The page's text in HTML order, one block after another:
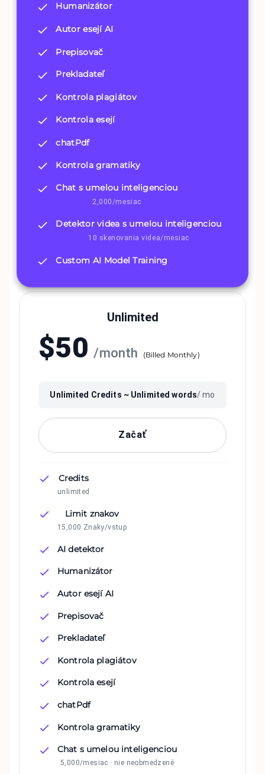
Humanizátor
Autor esejí AI
Prepisovač
Prekladateľ
Kontrola plagiátov
Kontrola esejí
chatPdf
Kontrola gramatiky
Chat s umelou inteligenciou
2,000/mesiac
Detektor videa s umelou inteligenciou
10 skenovania videa/mesiac
Custom AI Model Training
Unlimited
$50 /month (Billed Monthly)
Unlimited Credits ~ Unlimited words/ mo
Začať
Credits
unlimited
Limit znakov
15,000 Znaky/vstup
AI detektor
Humanizátor
Autor esejí AI
Prepisovač
Prekladateľ
Kontrola plagiátov
Kontrola esejí
chatPdf
Kontrola gramatiky
Chat s umelou inteligenciou
5,000/mesiac · nie neobmedzené